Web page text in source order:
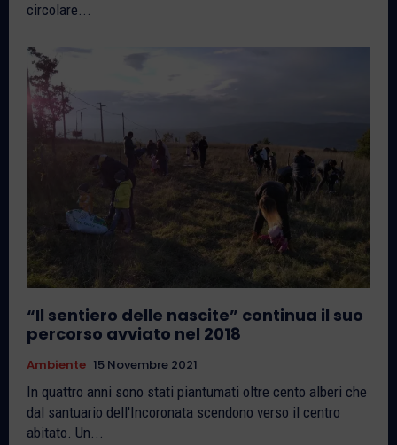
circolare...
“Il sentiero delle nascite” continua il suo
percorso avviato nel 2018
Ambiente 15 Novembre 2021
In quattro anni sono stati piantumati oltre cento alberi che
dal santuario dell'Incoronata scendono verso il centro
abitato. Un...